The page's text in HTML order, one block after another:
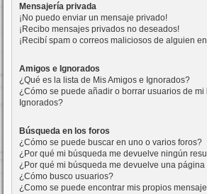
Mensajería privada
¡No puedo enviar un mensaje privado!
¡Recibo mensajes privados no deseados!
¡Recibí spam o correos maliciosos de alguien
Amigos e Ignorados
¿Qué es la lista de Mis Amigos e Ignorados?
¿Cómo se puede añadir o borrar usuarios de mi
Ignorados?
Búsqueda en los foros
¿Cómo se puede buscar en uno o varios foros?
¿Por qué mi búsqueda me devuelve ningún
¿Por qué mi búsqueda me devuelve una
¿Cómo busco usuarios?
¿Como se puede encontrar mis propios